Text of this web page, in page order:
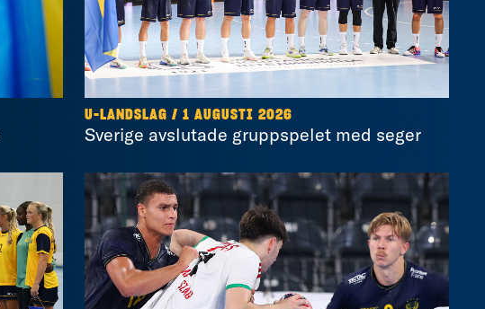
U-LANDSLAG / 1 AUGUSTI 2026
Sverige avslutade gruppspelet med seger